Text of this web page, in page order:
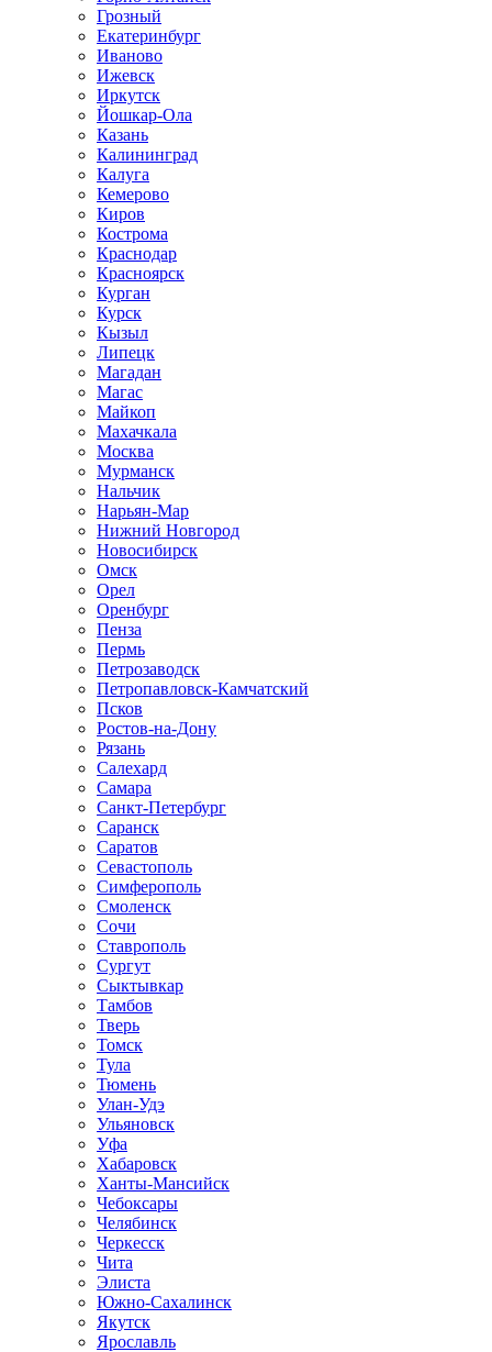
Грозный
Екатеринбург
Иваново
Ижевск
Иркутск
Йошкар-Ола
Казань
Калининград
Калуга
Кемерово
Киров
Кострома
Краснодар
Красноярск
Курган
Курск
Кызыл
Липецк
Магадан
Магас
Майкоп
Махачкала
Москва
Мурманск
Нальчик
Нарьян-Мар
Нижний Новгород
Новосибирск
Омск
Орел
Оренбург
Пенза
Пермь
Петрозаводск
Петропавловск-Камчатский
Псков
Ростов-на-Дону
Рязань
Салехард
Самара
Санкт-Петербург
Саранск
Саратов
Севастополь
Симферополь
Смоленск
Сочи
Ставрополь
Сургут
Сыктывкар
Тамбов
Тверь
Томск
Тула
Тюмень
Улан-Удэ
Ульяновск
Уфа
Хабаровск
Ханты-Мансийск
Чебоксары
Челябинск
Черкесск
Чита
Элиста
Южно-Сахалинск
Якутск
Ярославль